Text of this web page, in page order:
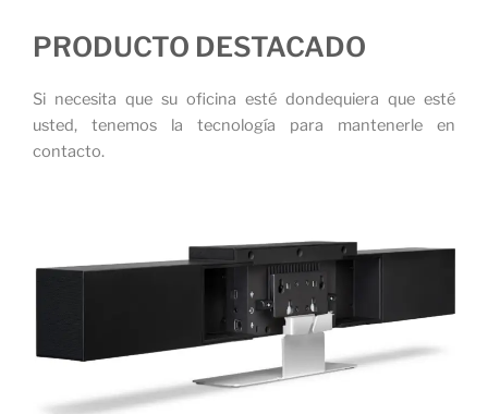
PRODUCTO DESTACADO
Si necesita que su oficina esté dondequiera que esté
usted, tenemos la tecnología para mantenerle en
contacto.